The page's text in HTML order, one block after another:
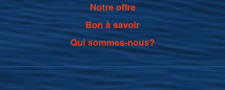
Notre offre
Bon à savoir
Qui sommes-nous?